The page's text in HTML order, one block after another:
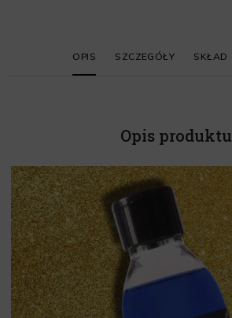
OPIS SZCZEGÓŁY SKŁAD
Opis produktu